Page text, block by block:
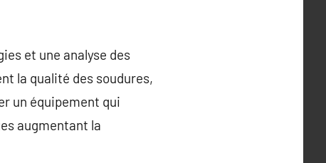
et une analyse des
la qualité des soudures,
un équipement qui
augmentant la